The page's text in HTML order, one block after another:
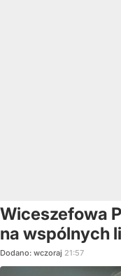
Wiceszefowa
na wspólnych
Dodano: wczoraj 21:57